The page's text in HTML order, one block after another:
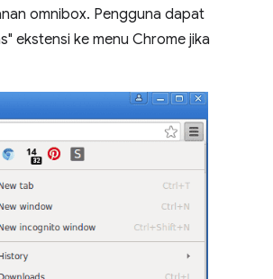
omnibox. Pengguna dapat
ekstensi ke menu Chrome jika